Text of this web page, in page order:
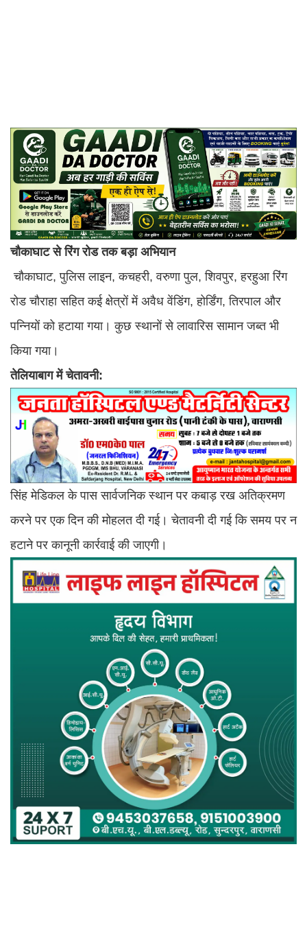
चौकाघाट से रिंग रोड तक बड़ा अभियान
चौकाघाट, पुलिस लाइन, कचहरी, वरुणा पुल, शिवपुर, हरहुआ रिंग
रोड चौराहा सहित कई क्षेत्रों में अवैध वेंडिंग, होर्डिंग, तिरपाल और
पन्नियों को हटाया गया। कुछ स्थानों से लावारिस सामान जब्त भी
किया गया।
तेलियाबाग में चेतावनी:
सिंह मेडिकल के पास सार्वजनिक स्थान पर कबाड़ रख अतिक्रमण
करने पर एक दिन की मोहलत दी गई। चेतावनी दी गई कि समय पर न
हटाने पर कानूनी कार्रवाई की जाएगी।